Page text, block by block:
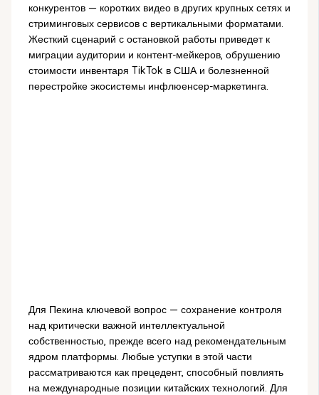
конкурентов — коротких видео в других крупных сетях и
стриминговых сервисов с вертикальными форматами.
Жесткий сценарий с остановкой работы приведет к
миграции аудитории и контент-мейкеров, обрушению
стоимости инвентаря TikTok в США и болезненной
перестройке экосистемы инфлюенсер-маркетинга.
Для Пекина ключевой вопрос — сохранение контроля
над критически важной интеллектуальной
собственностью, прежде всего над рекомендательным
ядром платформы. Любые уступки в этой части
рассматриваются как прецедент, способный повлиять
на международные позиции китайских технологий. Для